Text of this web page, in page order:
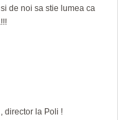
de noi sa stie lumea ca
director la Poli !